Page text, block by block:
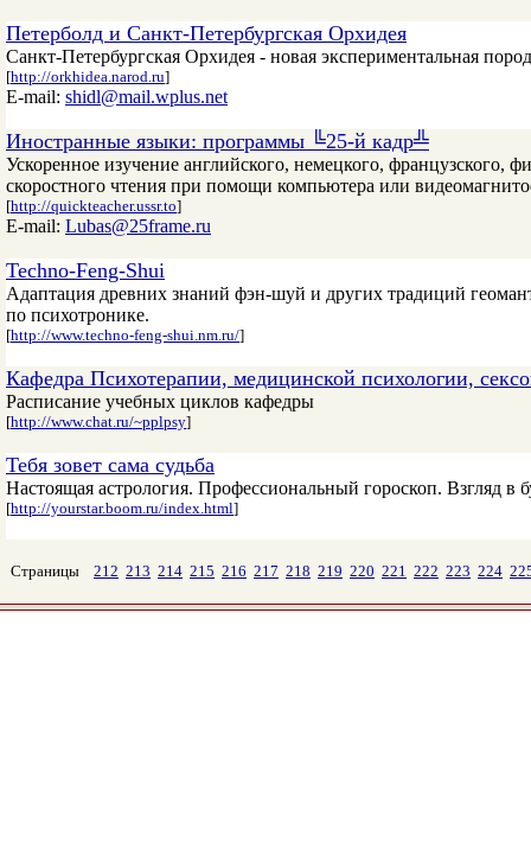
Петерболд и Санкт-Петербургская Орхидея
Санкт-Петербургская Орхидея - новая экспериментальная
[http://orkhidea.narod.ru]
E-mail: shidl@mail.wplus.net
Иностранные языки: программы ╚25-й кадр╩
Ускоренное изучение английского, немецкого, французского,
скоростного чтения при помощи компьютера или
[http://quickteacher.ussr.to]
E-mail: Lubas@25frame.ru
Techno-Feng-Shui
Адаптация древних знаний фэн-шуй и других традиций
по психотронике.
[http://www.techno-feng-shui.nm.ru/]
Кафедра Психотерапии, медицинской психологии,
Расписание учебных циклов кафедры
[http://www.chat.ru/~pplpsy]
Тебя зовет сама судьба
Настоящая астрология. Профессиональный гороскоп. Взгляд в
[http://yourstar.boom.ru/index.html]
Страницы 212 213 214 215 216 217 218 219 220 221 222 223 224